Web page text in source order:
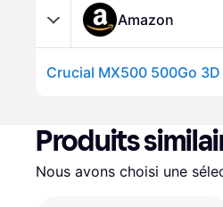
Amazon
Produits
Nous avons choisi une